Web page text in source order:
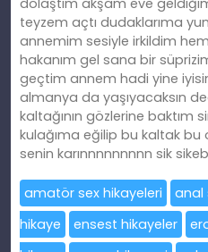
dolaştım akşam eve
teyzem açtı dudaklarıma
annemim sesiyle irkildim
hakanım gel sana bir
geçtim annem hadi yine
almanya da yaşıyacaksın
kaltağının gözlerine baktım
kulağıma eğilip bu kaltak bu
senin karınnnnnnnnn sik
amatör sex hikayeleri anal
hikaye
ensest hikayeler